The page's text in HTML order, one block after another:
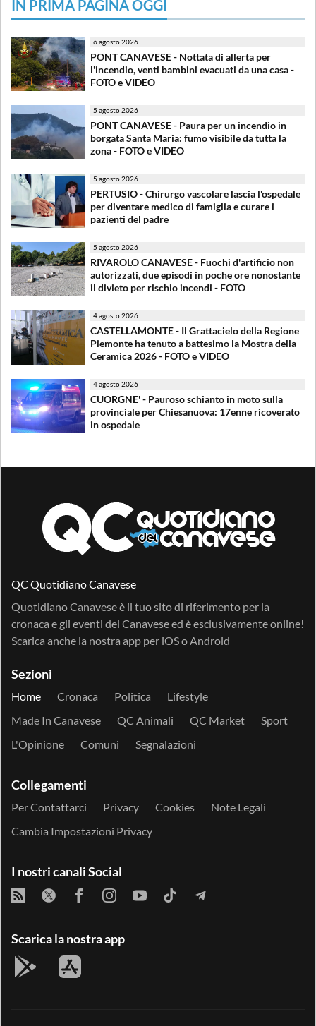
IN PRIMA PAGINA OGGI
6 agosto 2026
PONT CANAVESE - Nottata di allerta per
l'incendio, venti bambini evacuati da una casa -
FOTO e VIDEO
5 agosto 2026
PONT CANAVESE - Paura per un incendio in
borgata Santa Maria: fumo visibile da tutta la
zona - FOTO e VIDEO
5 agosto 2026
PERTUSIO - Chirurgo vascolare lascia l'ospedale
per diventare medico di famiglia e curare i
pazienti del padre
5 agosto 2026
RIVAROLO CANAVESE - Fuochi d'artificio non
autorizzati, due episodi in poche ore nonostante
il divieto per rischio incendi - FOTO
4 agosto 2026
CASTELLAMONTE - Il Grattacielo della Regione
Piemonte ha tenuto a battesimo la Mostra della
Ceramica 2026 - FOTO e VIDEO
4 agosto 2026
CUORGNE' - Pauroso schianto in moto sulla
provinciale per Chiesanuova: 17enne ricoverato
in ospedale
QC Quotidiano Canavese
Quotidiano Canavese è il tuo sito di riferimento per la
cronaca e gli eventi del Canavese ed è esclusivamente online!
Scarica anche la nostra app per iOSo Android
Sezioni
Home Cronaca Politica
Lifestyle
Made In Canavese
QC Animali QC Market
Sport
L'Opinione
Comuni Segnalazioni
Collegamenti
Per Contattarci Privacy Cookies
Note Legali
Cambia Impostazioni Privacy
I nostri canali Social
Scarica la nostra app